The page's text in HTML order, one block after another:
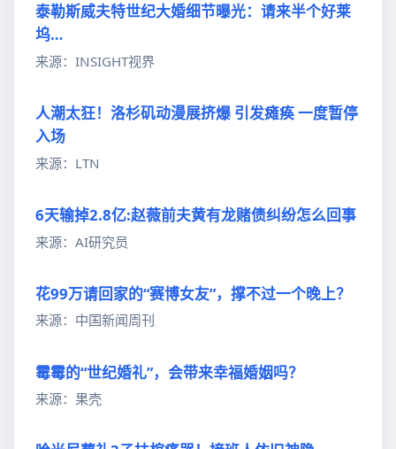
泰勒斯威夫特世纪大婚细节曝光：请来半个好莱
坞…
来源：INSIGHT视界
人潮太狂！洛杉矶动漫展挤爆 引发瘫痪 一度暂停
入场
来源：LTN
6天输掉2.8亿:赵薇前夫黄有龙赌债纠纷怎么回事
来源：AI研究员
花99万请回家的“赛博女友”，撑不过一个晚上？
来源：中国新闻周刊
霉霉的“世纪婚礼”，会带来幸福婚姻吗？
来源：果壳